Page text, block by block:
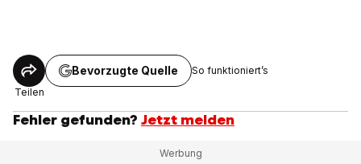
Teilen
Bevorzugte Quelle So funktioniert’s
Fehler gefunden? Jetzt melden